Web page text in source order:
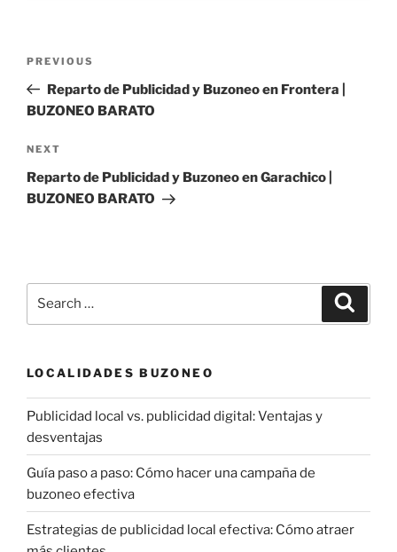
Previous
Post
PREVIOUS
Reparto de Publicidad y Buzoneo en Frontera |
BUZONEO BARATO
Next
Post
NEXT
Reparto de Publicidad y Buzoneo en Garachico |
BUZONEO BARATO
LOCALIDADES BUZONEO
Publicidad local vs. publicidad digital: Ventajas y
desventajas
Guía paso a paso: Cómo hacer una campaña de
buzoneo efectiva
Estrategias de publicidad local efectiva: Cómo atraer